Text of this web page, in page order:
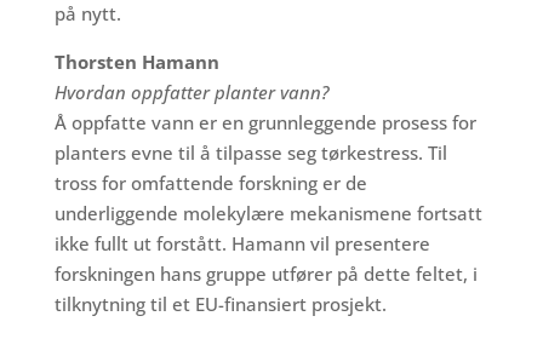
på nytt.
Thorsten Hamann
Hvordan oppfatter planter vann?
Å oppfatte vann er en grunnleggende prosess for
planters evne til å tilpasse seg tørkestress. Til
tross for omfattende forskning er de
underliggende molekylære mekanismene fortsatt
ikke fullt ut forstått. Hamann vil presentere
forskningen hans gruppe utfører på dette feltet, i
tilknytning til et EU-finansiert prosjekt.